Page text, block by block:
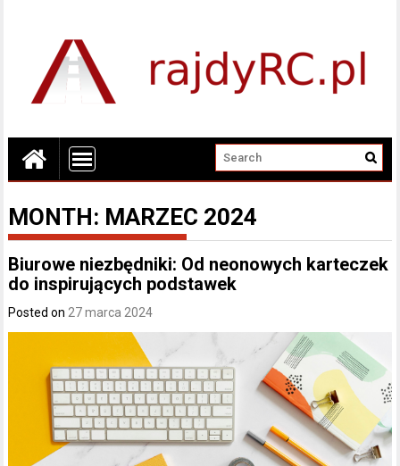
MONTH: MARZEC 2024
Biurowe niezbędniki: Od neonowych karteczek
do inspirujących podstawek
Posted on 27 marca 2024